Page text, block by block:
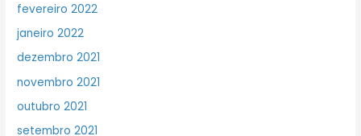
fevereiro 2022
janeiro 2022
dezembro 2021
novembro 2021
outubro 2021
setembro 2021